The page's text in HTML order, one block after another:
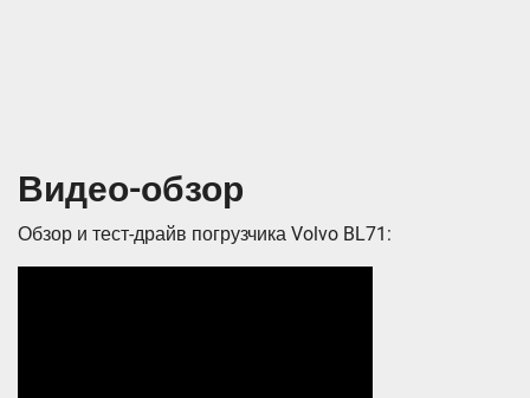
Видео-обзор
Обзор и тест-драйв погрузчика Volvo BL71: